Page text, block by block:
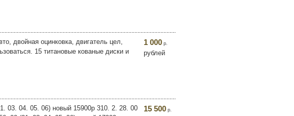
двойная оцинковка, двигатель цел,
15 титановые кованые диски и
1 000 р.
рублей
03. 04. 05. 06) новый 15900р 310. 2. 28. 00
15 500 р.